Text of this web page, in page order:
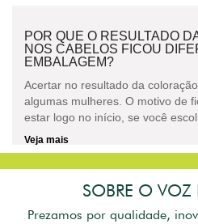
POR QUE O RESULTADO
NOS CABELOS FICOU
EMBALAGEM?
Acertar no resultado da
algumas mulheres. O motivo de
estar logo no início, se você
Veja mais
SOBRE O VOZ
Prezamos por qualidade,